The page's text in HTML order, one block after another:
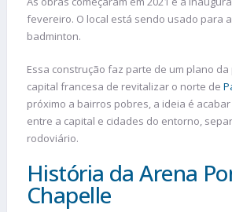
fevereiro. O local está sendo usado para
badminton.
Essa construção faz parte de um plano
capital francesa de revitalizar o norte de
próximo a bairros pobres, a ideia é
entre a capital e cidades do entorno,
rodoviário.
História da Arena
Chapelle